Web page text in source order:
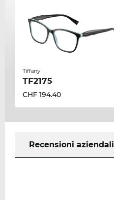
Tiffany
TF2175
CHF 194.40
Recensioni aziendali